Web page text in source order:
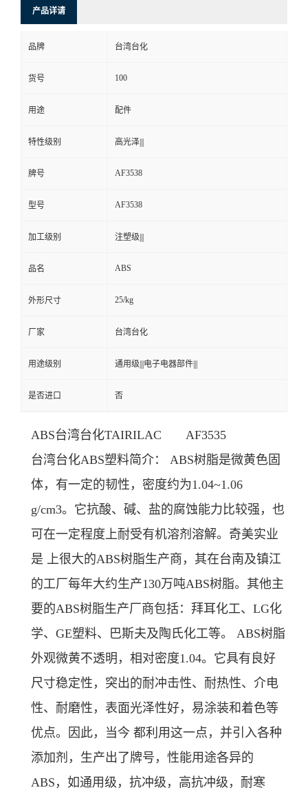
产品详请
品牌 台湾台化
货号 100
用途 配件
特性级别 高光泽|||
牌号 AF3538
型号 AF3538
加工级别 注塑级|||
品名 ABS
外形尺寸 25/kg
厂家 台湾台化
用途级别 通用级|||电子电器部件|||
是否进口 否
ABS台湾台化TAIRILAC AF3535
台湾台化ABS塑料简介： ABS树脂是微黄色固
体，有一定的韧性，密度约为1.04~1.06
g/cm3。它抗酸、碱、盐的腐蚀能力比较强，也
可在一定程度上耐受有机溶剂溶解。奇美实业
是 上很大的ABS树脂生产商，其在台南及镇江
的工厂每年大约生产130万吨ABS树脂。其他主
要的ABS树脂生产厂商包括：拜耳化工、LG化
学、GE塑料、巴斯夫及陶氏化工等。 ABS树脂
外观微黄不透明，相对密度1.04。它具有良好
尺寸稳定性，突出的耐冲击性、耐热性、介电
性、耐磨性，表面光泽性好，易涂装和着色等
优点。因此，当今 都利用这一点，并引入各种
添加剂，生产出了牌号，性能用途各异的
ABS，如通用级，抗冲级，高抗冲级，耐寒